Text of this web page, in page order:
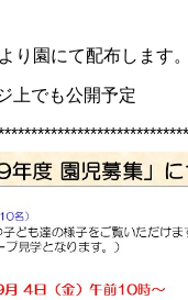
り園にて配布します。
でも公開予定